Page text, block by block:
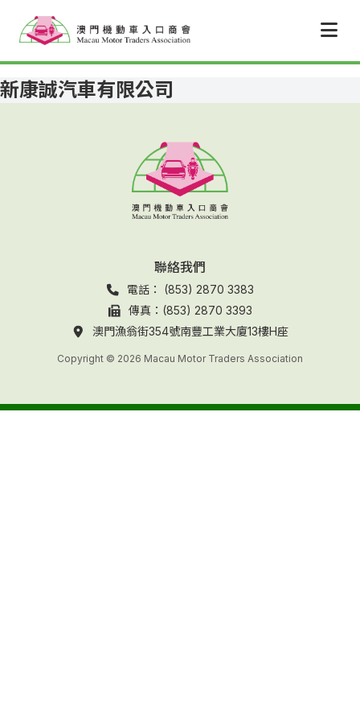
新康誠汽車有限公司
聯絡我們
電話： (853) 2870 3383
傳真：(853) 2870 3393
澳門漁翁街354號南豐工業大廈13樓H座
Copyright © 2026 Macau Motor Traders Association